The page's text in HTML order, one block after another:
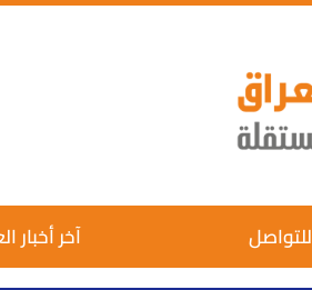
آخر أخبار للتواصل